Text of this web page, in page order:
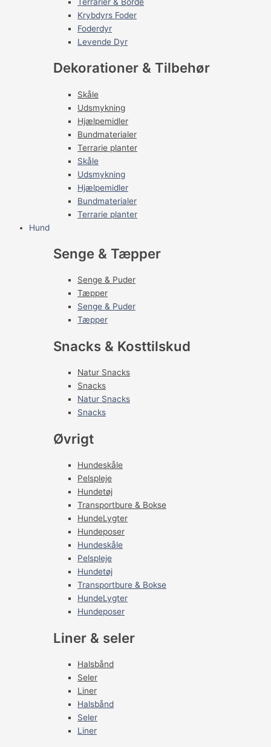
Krybdyrs Foder
Foderdyr
Levende Dyr
Dekorationer & Tilbehør
Skåle
Udsmykning
Hjælpemidler
Bundmaterialer
Terrarie planter
Skåle
Udsmykning
Hjælpemidler
Bundmaterialer
Terrarie planter
Hund
Senge & Tæpper
Senge & Puder
Tæpper
Senge & Puder
Tæpper
Snacks & Kosttilskud
Natur Snacks
Snacks
Natur Snacks
Snacks
Øvrigt
Hundeskåle
Pelspleje
Hundetøj
Transportbure & Bokse
HundeLygter
Hundeposer
Hundeskåle
Pelspleje
Hundetøj
Transportbure & Bokse
HundeLygter
Hundeposer
Liner & seler
Halsbånd
Seler
Liner
Halsbånd
Seler
Liner